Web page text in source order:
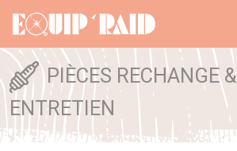
PIÈCES RECHANGE &
ENTRETIEN
Panneau de gestion des cookies